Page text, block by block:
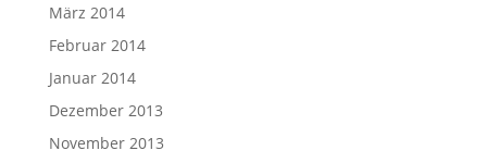
März 2014
Februar 2014
Januar 2014
Dezember 2013
November 2013